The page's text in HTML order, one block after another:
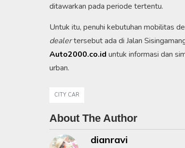
ditawarkan pada periode tertentu.
Untuk itu, penuhi kebutuhan mobilitas
dealertersebut ada di Jalan
Auto2000.co.id untuk informasi dan
urban.
CITY CAR
About The Author
dianravi